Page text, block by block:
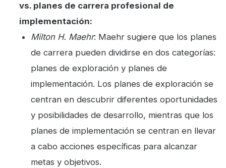
vs. planes de carrera profesional de
implementación:
Milton H. Maehr: Maehr sugiere que los planes
de carrera pueden dividirse en dos categorías:
planes de exploración y planes de
implementación. Los planes de exploración se
centran en descubrir diferentes oportunidades
y posibilidades de desarrollo, mientras que los
planes de implementación se centran en llevar
a cabo acciones específicas para alcanzar
metas y objetivos.